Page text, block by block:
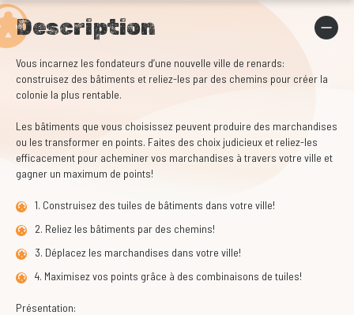
Description
Vous incarnez les fondateurs d’une nouvelle ville de renards:
construisez des bâtiments et reliez-les par des chemins pour créer la
colonie la plus rentable.
Les bâtiments que vous choisissez peuvent produire des marchandises
ou les transformer en points. Faites des choix judicieux et reliez-les
efficacement pour acheminer vos marchandises à travers votre ville et
gagner un maximum de points!
1. Construisez des tuiles de bâtiments dans votre ville!
2. Reliez les bâtiments par des chemins!
3. Déplacez les marchandises dans votre ville!
4. Maximisez vos points grâce à des combinaisons de tuiles!
Présentation: